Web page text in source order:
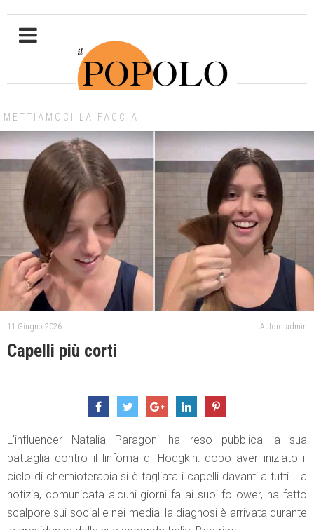
METTIAMOCI LA FACCIA
11 Giugno 2026 Autore: admin
Capelli più corti
L’influencer Natalia Paragoni ha reso pubblica la sua
battaglia contro il linfoma di Hodgkin: dopo aver iniziato il
ciclo di chemioterapia si è tagliata i capelli davanti a tutti. La
notizia, comunicata alcuni giorni fa ai suoi follower, ha fatto
scalpore sui social e nei media: la diagnosi è arrivata durante